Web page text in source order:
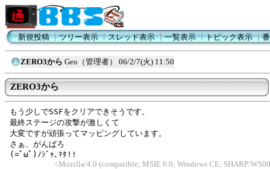
新規投稿┃ツリー表示┃スレッド表示┃一覧表示┃トピック表示┃
ZERO3から Geo（管理者） 06/2/7(火) 11:50
ZERO3から
もう少しでSSFをクリアできそうです。
最終ステージの攻撃が激しくて
大変ですが頑張ってマッピングしています。
さぁ、がんばろ
(=ﾟωﾟ)ﾉｼﾞｬ､ﾏﾀ!!
<Mozilla/4.0 (compatible; MSIE 6.0; Windows CE; SHARP/